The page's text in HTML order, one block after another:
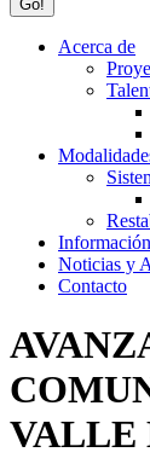
Acerca de
Noticias y
Contacto
VALLE